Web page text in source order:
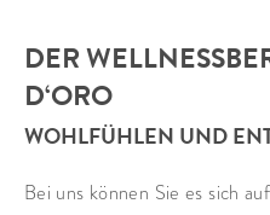
DER
D‘ORO
WOHLFÜHLEN UND
Bei uns können Sie es sich